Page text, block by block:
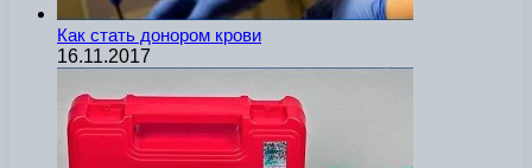
Как стать донором крови
16.11.2017